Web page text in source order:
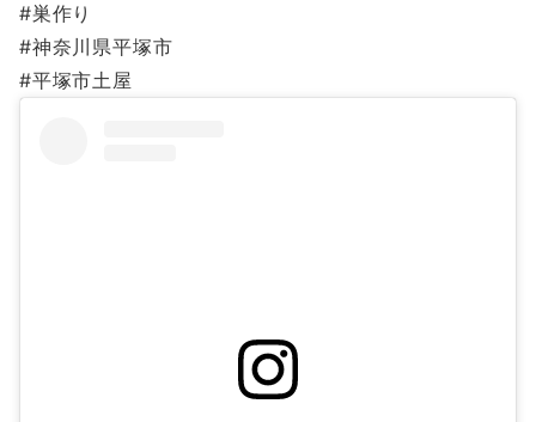
#巣作り
#神奈川県平塚市
#平塚市土屋